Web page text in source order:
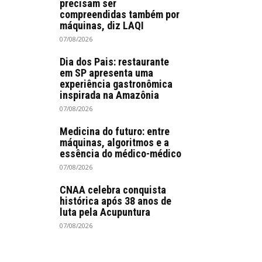
precisam ser
compreendidas também por
máquinas, diz LAQI
07/08/2026
Dia dos Pais: restaurante
em SP apresenta uma
experiência gastronômica
inspirada na Amazônia
07/08/2026
Medicina do futuro: entre
máquinas, algoritmos e a
essência do médico-médico
07/08/2026
CNAA celebra conquista
histórica após 38 anos de
luta pela Acupuntura
07/08/2026